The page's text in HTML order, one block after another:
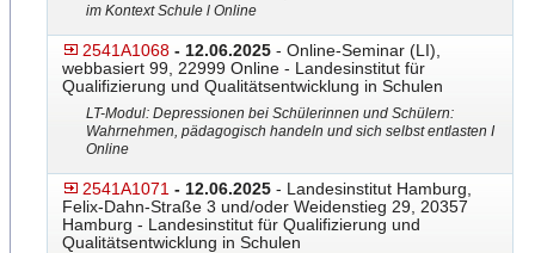
im Kontext Schule l Online
2541A1068 - 12.06.2025 - Online-Seminar (LI),
webbasiert 99, 22999 Online - Landesinstitut für
Qualifizierung und Qualitätsentwicklung in Schulen
LT-Modul: Depressionen bei Schülerinnen und Schülern:
Wahrnehmen, pädagogisch handeln und sich selbst entlasten I
Online
2541A1071 - 12.06.2025 - Landesinstitut Hamburg,
Felix-Dahn-Straße 3 und/oder Weidenstieg 29, 20357
Hamburg - Landesinstitut für Qualifizierung und
Qualitätsentwicklung in Schulen